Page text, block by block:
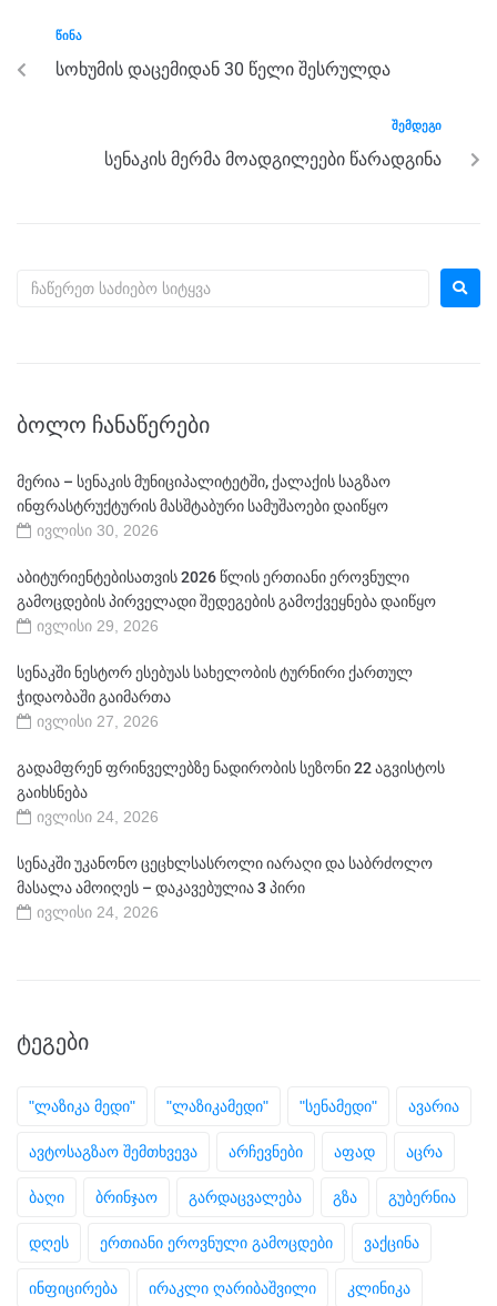
b
o
g
er
m p
ᲬᲘᲜᲐ
სოხუმის დაცემიდან 30 წელი შესრულდა
ᲨᲔᲛᲓᲔᲒᲘ
სენაკის მერმა მოადგილეები წარადგინა
ᲑᲝᲚᲝ ᲩᲐᲜᲐᲬᲔᲠᲔᲑᲘ
მერია – სენაკის მუნიციპალიტეტში, ქალაქის საგზაო
ინფრასტრუქტურის მასშტაბური სამუშაოები დაიწყო
ივლისი 30, 2026
აბიტურიენტებისათვის 2026 წლის ერთიანი ეროვნული
გამოცდების პირველადი შედეგების გამოქვეყნება დაიწყო
ივლისი 29, 2026
სენაკში ნესტორ ესებუას სახელობის ტურნირი ქართულ
ჭიდაობაში გაიმართა
ივლისი 27, 2026
გადამფრენ ფრინველებზე ნადირობის სეზონი 22 აგვისტოს
გაიხსნება
ივლისი 24, 2026
სენაკში უკანონო ცეცხლსასროლი იარაღი და საბრძოლო
მასალა ამოიღეს – დაკავებულია 3 პირი
ივლისი 24, 2026
ᲢᲔᲒᲔᲑᲘ
"ლაზიკა მედი" "ლაზიკამედი" "სენამედი" ავარია
ავტოსაგზაო შემთხვევა არჩევნები აფად აცრა
ბაღი ბრინჯაო გარდაცვალება გზა გუბერნია
დღეს ერთიანი ეროვნული გამოცდები ვაქცინა
ინფიცირება ირაკლი ღარიბაშვილი კლინიკა